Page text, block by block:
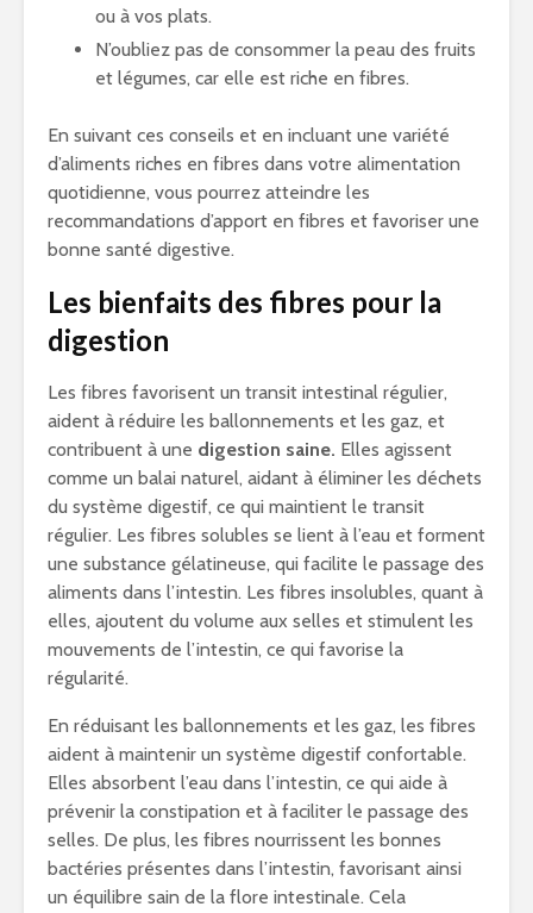
ou à vos plats.
N’oubliez pas de consommer la peau des fruits
et légumes, car elle est riche en fibres.
En suivant ces conseils et en incluant une variété
d’aliments riches en fibres dans votre alimentation
quotidienne, vous pourrez atteindre les
recommandations d’apport en fibres et favoriser une
bonne santé digestive.
Les bienfaits des fibres pour la
digestion
Les fibres favorisent un transit intestinal régulier,
aident à réduire les ballonnements et les gaz, et
contribuent à une digestion saine. Elles agissent
comme un balai naturel, aidant à éliminer les déchets
du système digestif, ce qui maintient le transit
régulier. Les fibres solubles se lient à l’eau et forment
une substance gélatineuse, qui facilite le passage des
aliments dans l’intestin. Les fibres insolubles, quant à
elles, ajoutent du volume aux selles et stimulent les
mouvements de l’intestin, ce qui favorise la
régularité.
En réduisant les ballonnements et les gaz, les fibres
aident à maintenir un système digestif confortable.
Elles absorbent l’eau dans l’intestin, ce qui aide à
prévenir la constipation et à faciliter le passage des
selles. De plus, les fibres nourrissent les bonnes
bactéries présentes dans l’intestin, favorisant ainsi
un équilibre sain de la flore intestinale. Cela